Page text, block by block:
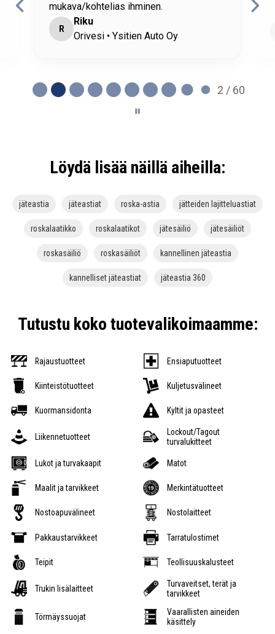
mukava/kohtelias ihminen.
R
Riku
Orivesi • Ysitien Auto Oy
2 / 60
Löydä lisää näillä aiheilla:
jäteastia jäteastiat roska-astia jätteiden lajitteluastiat
roskalaatikko roskalaatikot jätesäiliö jätesäiliöt
roskasäiliö roskasäiliöt kannellinen jäteastia
kannelliset jäteastiat jäteastia 360
Tutustu koko tuotevalikoimaamme:
Rajaustuotteet Ensiaputuotteet
Kiinteistötuotteet Kuljetusvälineet
Kuormansidonta Kyltit ja opasteet
Liikennetuotteet
Lockout/Tagout
turvalukitteet
Lukot ja turvakaapit Matot
Maalit ja tarvikkeet Merkintätuotteet
Nostoapuvälineet Nostolaitteet
Pakkaustarvikkeet Tarratulostimet
Teipit Teollisuuskalusteet
Trukin lisälaitteet
Turvaveitset, terät ja
tarvikkeet
Törmäyssuojat
Vaarallisten aineiden
käsittely